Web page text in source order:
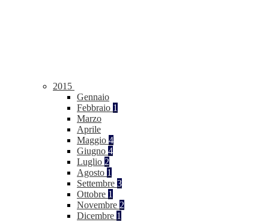
2015
Gennaio
Febbraio 1
Marzo
Aprile
Maggio 4
Giugno 4
Luglio 2
Agosto 1
Settembre 3
Ottobre 1
Novembre 2
Dicembre 1